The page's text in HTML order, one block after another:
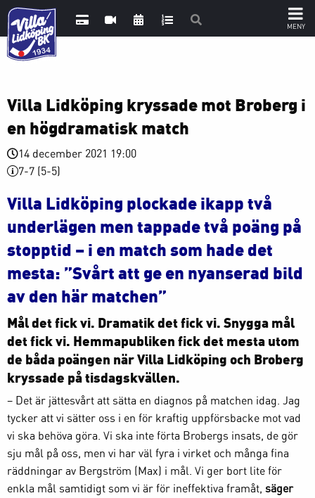
Villa Lidköping kryssade mot Broberg i
en högdramatisk match
14 december 2021 19:00
7-7 (5-5)
Villa Lidköping plockade ikapp två
underlägen men tappade två poäng på
stopptid – i en match som hade det
mesta: ”Svårt att ge en nyanserad bild
av den här matchen”
Mål det fick vi. Dramatik det fick vi. Snygga mål
det fick vi. Hemmapubliken fick det mesta utom
de båda poängen när Villa Lidköping och Broberg
kryssade på tisdagskvällen.
– Det är jättesvårt att sätta en diagnos på matchen idag. Jag
tycker att vi sätter oss i en för kraftig uppförsbacke mot vad
vi ska behöva göra. Vi ska inte förta Brobergs insats, de gör
sju mål på oss, men vi har väl fyra i virket och många fina
räddningar av Bergström (Max) i mål. Vi ger bort lite för
enkla mål samtidigt som vi är för ineffektiva framåt, säger